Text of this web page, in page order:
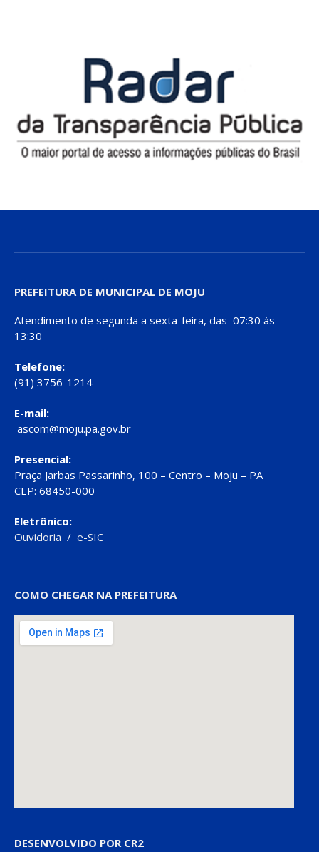
PREFEITURA DE MUNICIPAL DE MOJU
Atendimento de segunda a sexta-feira, das 07:30 às
13:30
Telefone:
(91) 3756-1214
E-mail:
ascom@moju.pa.gov.br
Presencial:
Praça Jarbas Passarinho, 100 – Centro – Moju – PA
CEP: 68450-000
Eletrônico:
Ouvidoria / e-SIC
COMO CHEGAR NA PREFEITURA
DESENVOLVIDO POR CR2